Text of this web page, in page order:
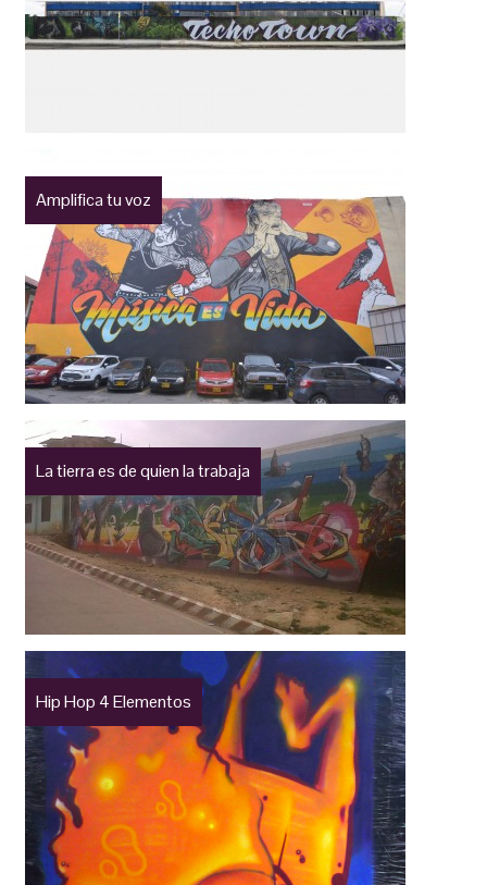
Amplifica tu voz
La tierra es de quien la trabaja
Hip Hop 4 Elementos